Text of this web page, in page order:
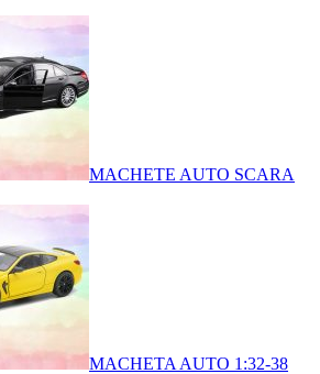
MACHETE AUTO SCARA
MACHETA AUTO 1:32-38